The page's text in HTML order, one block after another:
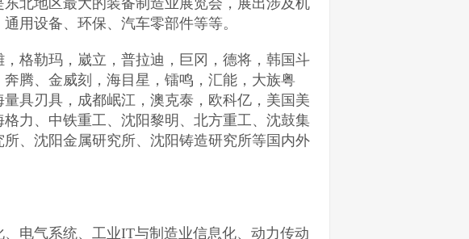
北地区最大的装备制造业展览会，展出涉及机
用设备、环保、汽车零部件等等。
格勒玛，崴立，普拉迪，巨冈，德将，韩国斗
腾、金威刻，海目星，镭鸣，汇能，大族粤
具刃具，成都岷江，澳克泰，欧科亿，美国美
力、中铁重工、沈阳黎明、北方重工、沈鼓集
、沈阳金属研究所、沈阳铸造研究所等国内外
电气系统、工业IT与制造业信息化、动力传动